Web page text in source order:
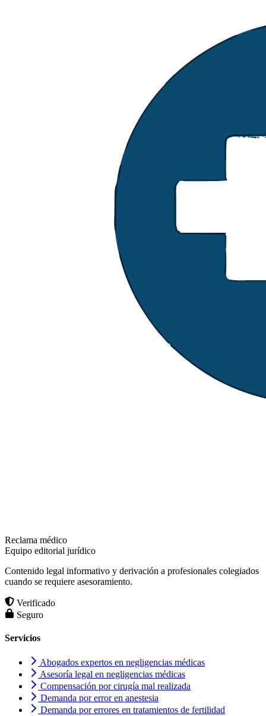
Reclama médico
Equipo editorial jurídico
Contenido legal informativo y derivación a profesionales colegiados
cuando se requiere asesoramiento.
Verificado
Seguro
Servicios
Abogados expertos en negligencias médicas
Asesoría legal en negligencias médicas
Compensación por cirugía mal realizada
Demanda por error en anestesia
Demanda por errores en tratamientos de fertilidad